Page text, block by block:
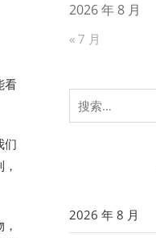
看
们
2026 年 8 月
« 7 月
搜
索：
2026 年 8 月